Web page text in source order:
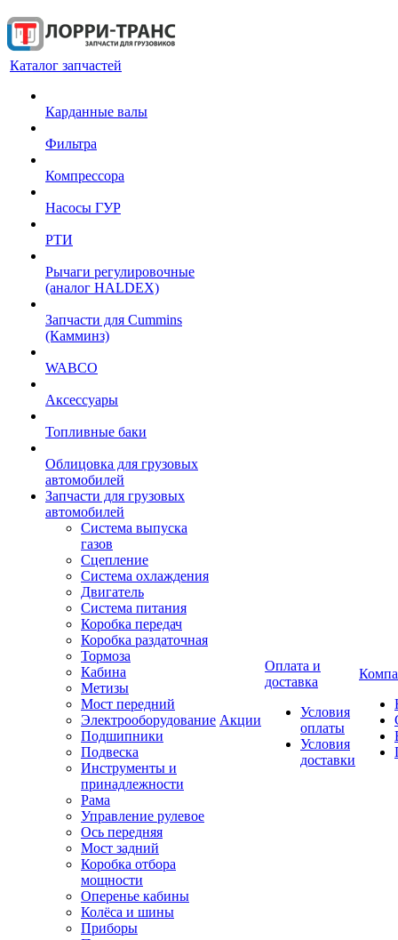
Каталог запчастей
Карданные валы
Фильтра
Компрессора
Насосы ГУР
РТИ
Рычаги регулировочные
(аналог HALDEX)
Запчасти для Cummins
(Камминз)
WABCO
Аксессуары
Топливные баки
Облицовка для грузовых
автомобилей
Запчасти для грузовых
автомобилей
Система выпуска
газов
Сцепление
Система охлаждения
Двигатель
Система питания
Коробка передач
Коробка раздаточная
Тормоза
Кабина
Метизы
Мост передний
Электрооборудование
Подшипники
Подвеска
Инструменты и
принадлежности
Рама
Управление рулевое
Ось передняя
Мост задний
Коробка отбора
мощности
Оперенье кабины
Колёса и шины
Приборы
Акции
Оплата и
доставка
Условия
оплаты
Условия
доставки